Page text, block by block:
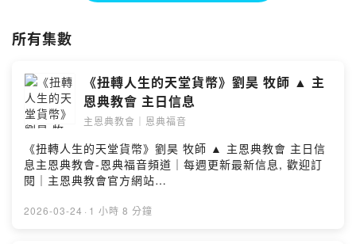
所有集數
《扭轉人生的天堂貨幣》劉昊 牧師 ▲ 主
恩典教會 主日信息
主恩典教會｜恩典福音
《扭轉人生的天堂貨幣》劉昊 牧師 ▲ 主恩典教會 主日信
息主恩典教會-恩典福音頻道｜每週更新最新信息, 歡迎訂
閱｜主恩典教會官方網站
一起聚會喔#Powered by Firstory Hosting
2026-03-24 · 1 小時 8 分鐘